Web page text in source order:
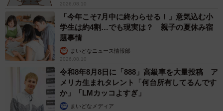
2026.08.10
「今年こそ7月中に終わらせる！」意気込む小
学生は約4割…でも現実は？ 親子の夏休み宿
題事情
まいどなニュース情報部
2026.08.10
令和8年8月8日に「888」高級車を大量投稿 ア
メリカ生まれタレント「何台所有してるんです
か」「LMカッコよすぎ」
まいどなメディア